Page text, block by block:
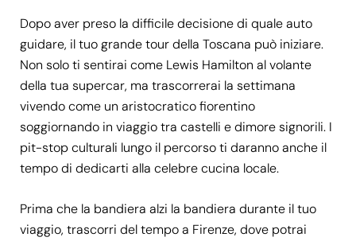
Dopo aver preso la difficile decisione di quale auto
guidare, il tuo grande tour della Toscana può iniziare.
Non solo ti sentirai come Lewis Hamilton al volante
della tua supercar, ma trascorrerai la settimana
vivendo come un aristocratico fiorentino
soggiornando in viaggio tra castelli e dimore signorili. I
pit-stop culturali lungo il percorso ti daranno anche il
tempo di dedicarti alla celebre cucina locale.
Prima che la bandiera alzi la bandiera durante il tuo
viaggio, trascorri del tempo a Firenze, dove potrai